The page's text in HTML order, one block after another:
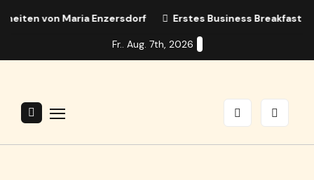
von Maria Enzersdorf Erstes Business Breakfast in
Fr.. Aug. 7th, 2026